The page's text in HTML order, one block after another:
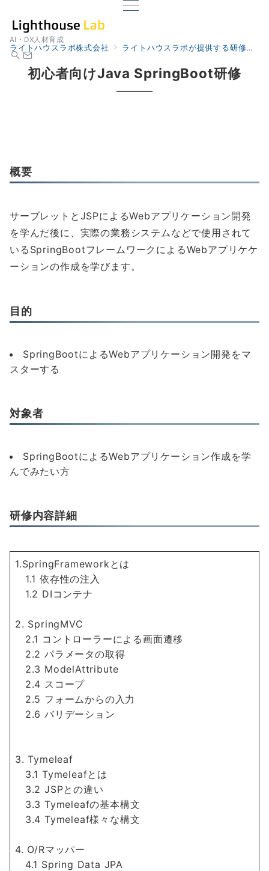
AI・DX人材育成
ライトハウスラボ株式会社 ライトハウスラボが提供する研修
初心者向けJava SpringBoot研修
概要
サーブレットとJSPによるWebアプリケーション開発
を学んだ後に、実際の業務システムなどで使用されて
いるSpringBootフレームワークによるWebアプリケケ
ーションの作成を学びます。
目的
SpringBootによるWebアプリケーション開発をマ
スターする
対象者
SpringBootによるWebアプリケーション作成を学
んでみたい方
研修内容詳細
1.SpringFrameworkとは
1.1 依存性の注入
1.2 DIコンテナ
2. SpringMVC
2.1 コントローラーによる画面遷移
2.2 パラメータの取得
2.3 ModelAttribute
2.4 スコープ
2.5 フォームからの入力
2.6 バリデーション
3. Tymeleaf
3.1 Tymeleafとは
3.2 JSPとの違い
3.3 Tymeleafの基本構文
3.4 Tymeleaf様々な構文
4. O/Rマッパー
4.1 Spring Data JPA